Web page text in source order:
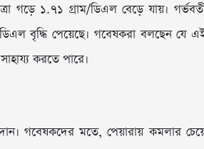
গড়ে ১.৭১ গ্রাম/ডিএল বেড়ে যায়।
বৃদ্ধি পেয়েছে। গবেষকরা বলছেন যে
করতে পারে।
গবেষকদের মতে, পেয়ারায় কমলার